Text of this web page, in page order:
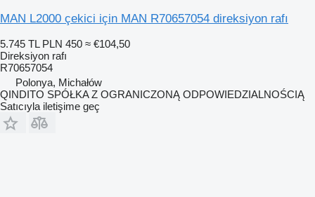
MAN L2000 çekici için MAN R70657054 direksiyon rafı
5.745 TL PLN 450 ≈ €104,50
Direksiyon rafı
R70657054
Polonya, Michałów
QINDITO SPÓŁKA Z OGRANICZONĄ ODPOWIEDZIALNOŚCIĄ
Satıcıyla iletişime geç